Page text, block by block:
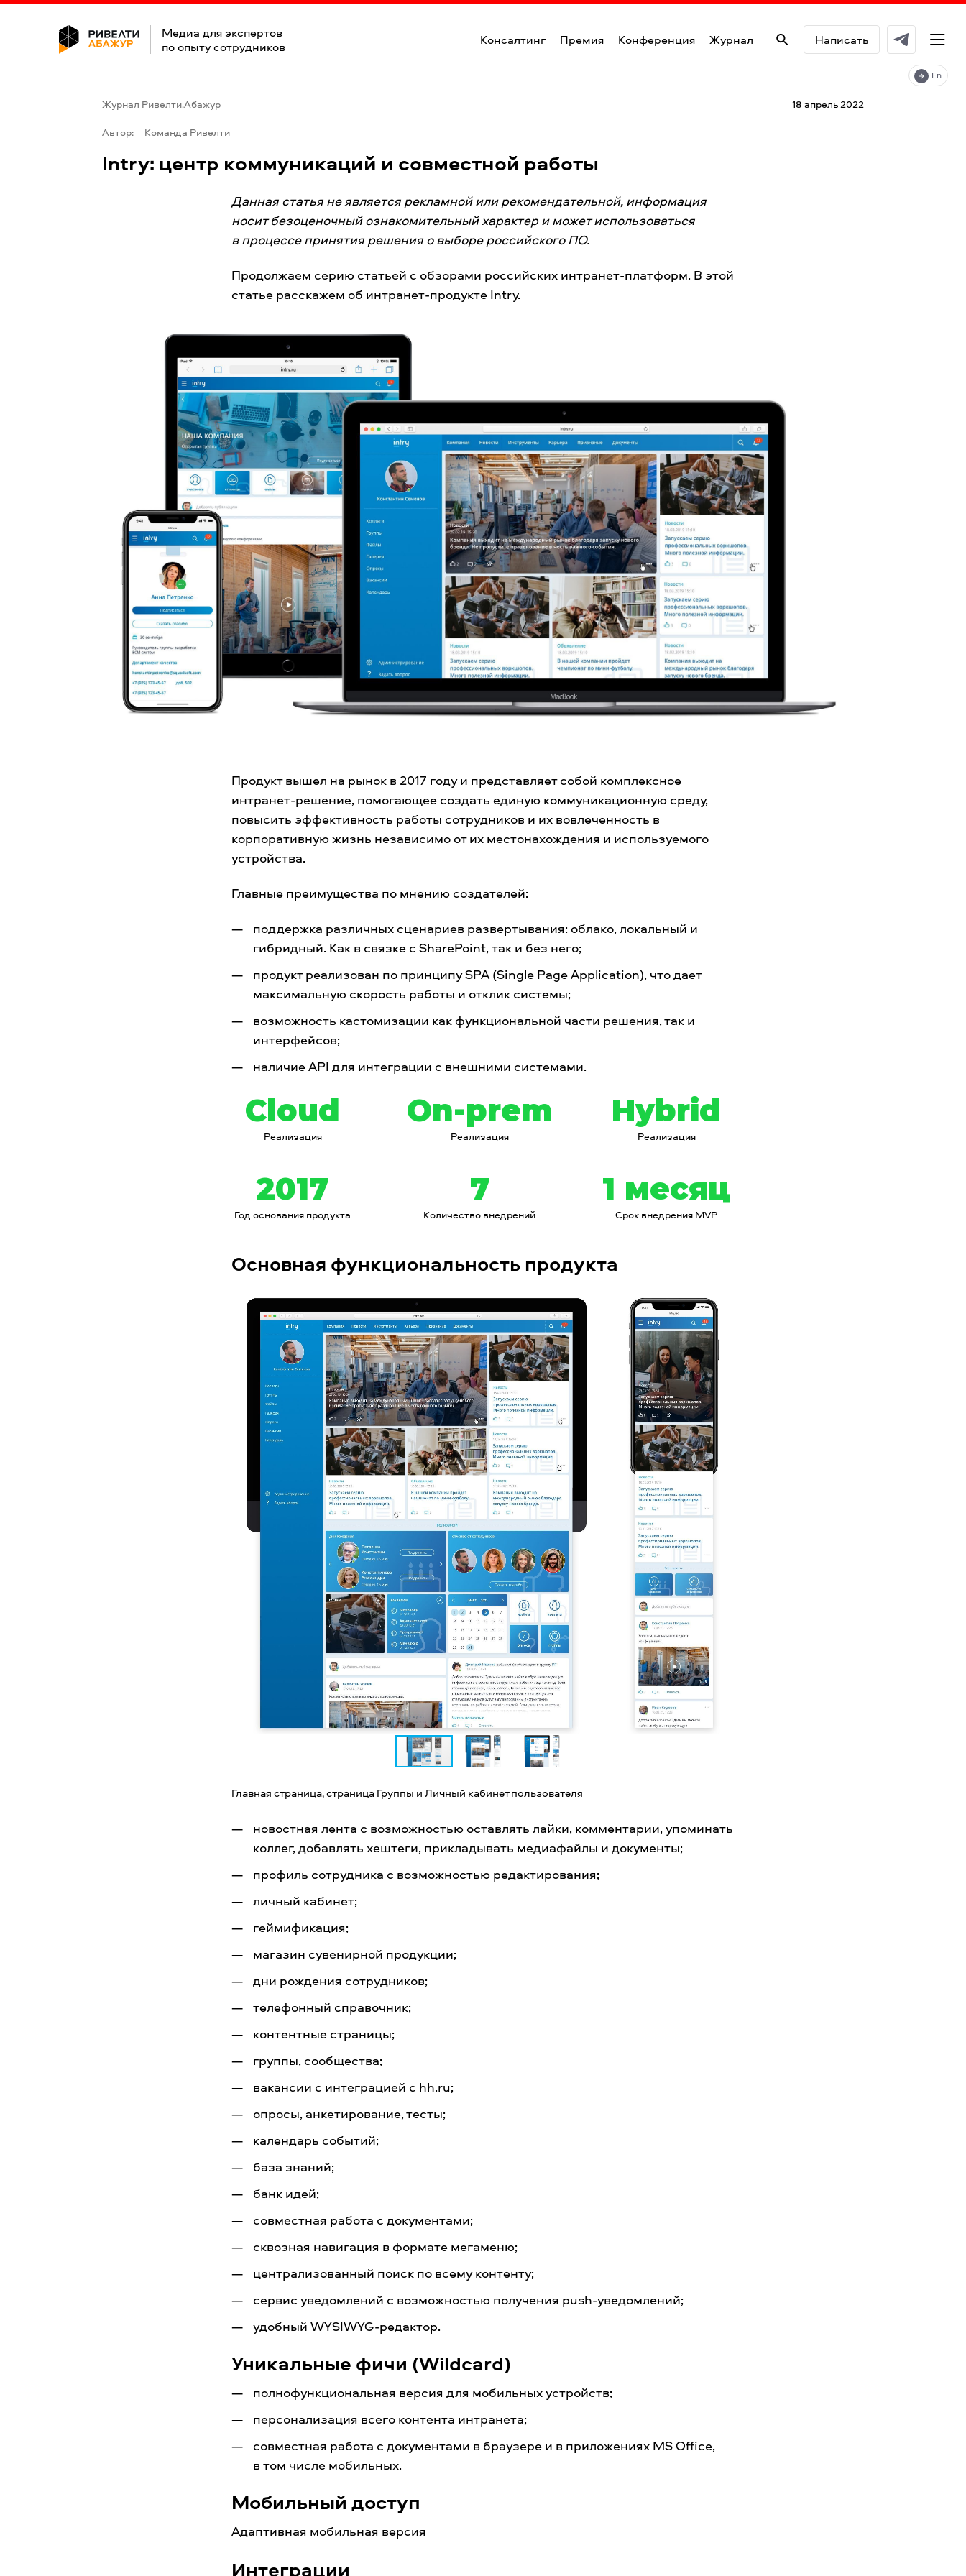
Медиа для экспертов
по опыту сотрудников
Написать
Консалтинг Премия Конференция Журнал
En
Журнал Ривелти.Абажур 18 апрель 2022
Автор: Команда Ривелти
Intry: центр коммуникаций и совместной работы
Данная статья не является рекламной или рекомендательной, информация
носит безоценочный ознакомительный характер и может использоваться
в процессе принятия решения о выборе российского ПО.
Продолжаем серию статьей с обзорами российских интранет-платформ. В этой
статье расскажем об интранет-продукте Intry.
Продукт вышел на рынок в 2017 году и представляет собой комплексное
интранет-решение, помогающее создать единую коммуникационную среду,
повысить эффективность работы сотрудников и их вовлеченность в
корпоративную жизнь независимо от их местонахождения и используемого
устройства.
Главные преимущества по мнению создателей:
поддержка различных сценариев развертывания: облако, локальный и
гибридный. Как в связке с SharePoint, так и без него;
продукт реализован по принципу SPA (Single Page Application), что дает
максимальную скорость работы и отклик системы;
возможность кастомизации как функциональной части решения, так и
интерфейсов;
наличие API для интеграции с внешними системами.
Cloud
Реализация
On-prem
Реализация
Hybrid
Реализация
2017
Год основания продукта
7
Количество внедрений
1 месяц
Срок внедрения MVP
Основная функциональность продукта
Главная страница, страница Группы и Личный кабинет пользователя
новостная лента с возможностью оставлять лайки, комментарии, упоминать
коллег, добавлять хештеги, прикладывать медиафайлы и документы;
профиль сотрудника с возможностью редактирования;
личный кабинет;
геймификация;
магазин сувенирной продукции;
дни рождения сотрудников;
телефонный справочник;
контентные страницы;
группы, сообщества;
вакансии с интеграцией с hh.ru;
опросы, анкетирование, тесты;
календарь событий;
база знаний;
банк идей;
совместная работа с документами;
сквозная навигация в формате мегаменю;
централизованный поиск по всему контенту;
сервис уведомлений с возможностью получения push-уведомлений;
удобный WYSIWYG-редактор.
Уникальные фичи (Wildcard)
полнофункциональная версия для мобильных устройств;
персонализация всего контента интранета;
совместная работа с документами в браузере и в приложениях MS Office,
в том числе мобильных.
Мобильный доступ
Адаптивная мобильная версия
Интеграции